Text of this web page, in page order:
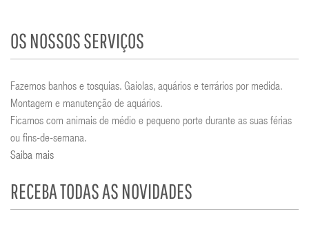
OS NOSSOS SERVIÇOS
Fazemos banhos e tosquias. Gaiolas, aquários e terrários por medida.
Montagem e manutenção de aquários.
Ficamos com animais de médio e pequeno porte durante as suas férias
ou fins-de-semana.
Saiba mais
RECEBA TODAS AS NOVIDADES